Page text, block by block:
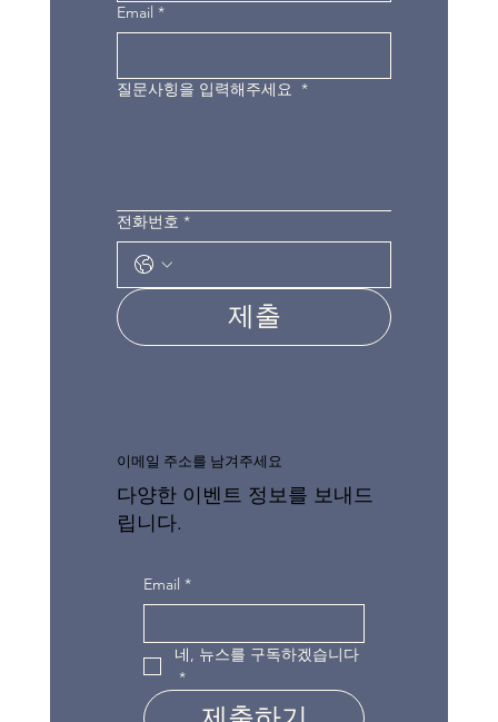
이메일 주소를 남겨주세요
다양한 이벤트 정보를 보내드
립니다.
Email *
네, 뉴스를 구독하겠습니다
*
Email *
질문사힝을 입력해주세요 *
전화번호 *
제출